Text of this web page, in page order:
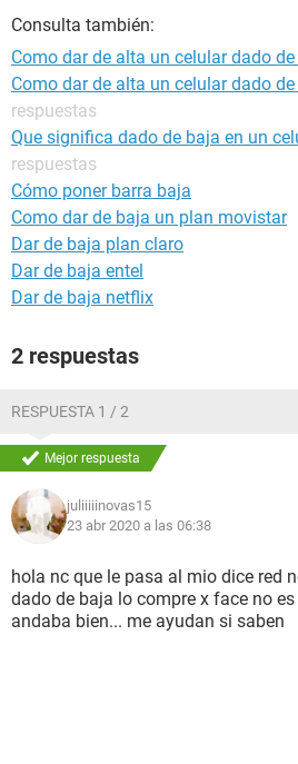
Consulta también:
Como dar de alta un celular dado
Como dar de alta un celular dado
respuestas
Que significa dado de baja en un
respuestas
Cómo poner barra baja
Como dar de baja un plan movistar
Dar de baja plan claro
Dar de baja entel
Dar de baja netflix
2 respuestas
RESPUESTA 1 / 2
Mejor respuesta
juliiiiinovas15
23 abr 2020 a las 06:38
hola nc que le pasa al mio dice red
dado de baja lo compre x face no
andaba bien... me ayudan si saben